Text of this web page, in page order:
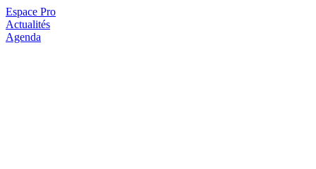
Espace Pro
Actualités
Agenda